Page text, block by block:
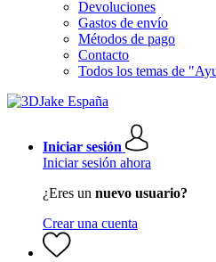
Devoluciones
Gastos de envío
Métodos de pago
Contacto
Todos los temas de
Iniciar sesión
Iniciar sesión ahora
¿Eres un nuevo usuario?
Crear una cuenta